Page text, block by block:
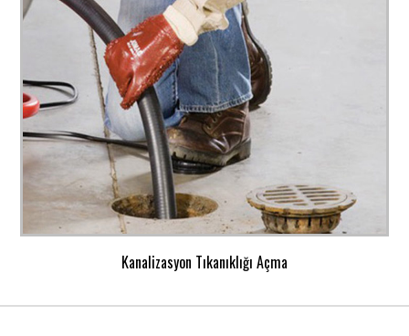
Kanalizasyon Tıkanıklığı Açma